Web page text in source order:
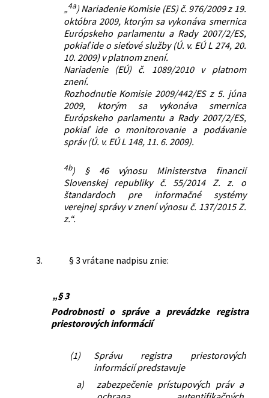
„4a) Nariadenie Komisie (ES) č. 976/2009 z 19.
októbra 2009, ktorým sa vykonáva smernica
Európskeho parlamentu a Rady 2007/2/ES,
pokiaľ ide o sieťové služby (Ú. v. EÚ L 274, 20.
10. 2009) v platnom znení.
Nariadenie (EÚ) č. 1089/2010 v platnom
znení.
Rozhodnutie Komisie 2009/442/ES z 5. júna
2009, ktorým sa vykonáva smernica
Európskeho parlamentu a Rady 2007/2/ES,
pokiaľ ide o monitorovanie a podávanie
správ (Ú. v. EÚ L 148, 11. 6. 2009).
4b) § 46 výnosu Ministerstva financií
Slovenskej republiky č. 55/2014 Z. z. o
štandardoch pre informačné systémy
verejnej správy v znení výnosu č. 137/2015 Z.
z.“.
3. § 3 vrátane nadpisu znie:
„§ 3
Podrobnosti o správe a prevádzke registra
priestorových informácií
(1)
Správu registra priestorových
informácií predstavuje
a)
zabezpečenie prístupových práv a